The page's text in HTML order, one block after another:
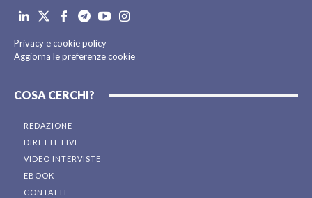
Privacy e cookie policy
Aggiorna le preferenze cookie
COSA CERCHI?
REDAZIONE
DIRETTE LIVE
VIDEO INTERVISTE
EBOOK
CONTATTI